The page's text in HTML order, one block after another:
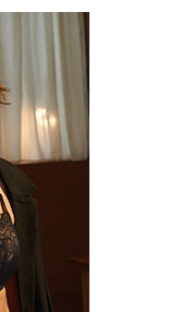
ДО
ВІД НАС
НА